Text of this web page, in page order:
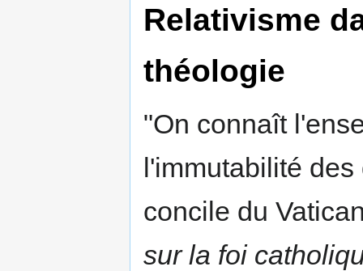
Relativisme
théologie
"On connaît
l'immutabilité
concile du
sur la foi